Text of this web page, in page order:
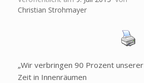
Christian Strohmayer
„Wir verbringen 90 Prozent unserer
Zeit in Innenräumen